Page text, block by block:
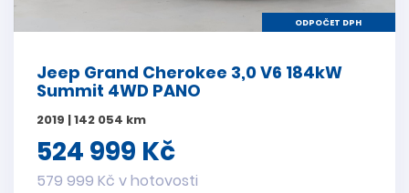
ODPOČET DPH
Jeep Grand Cherokee 3,0 V6 184kW
Summit 4WD PANO
2019 | 142 054 km
524 999 Kč
579 999 Kč v hotovosti